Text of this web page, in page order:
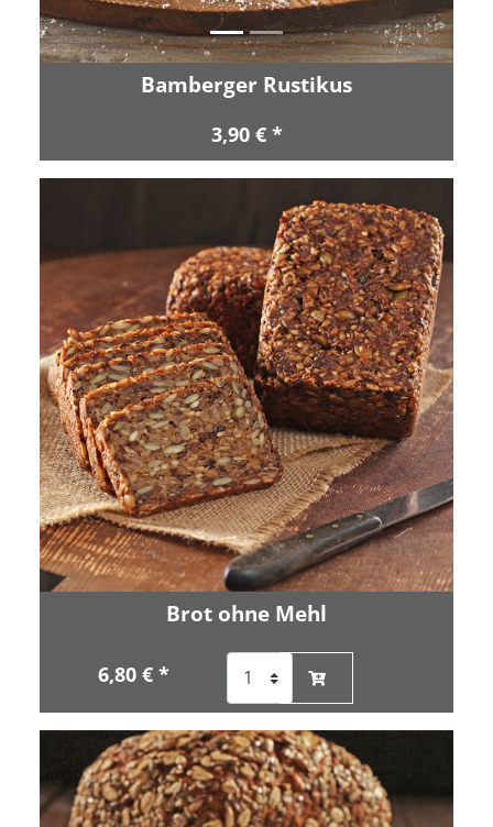
Bamberger Rustikus
3,90 € *
Brot ohne Mehl
6,80 € *